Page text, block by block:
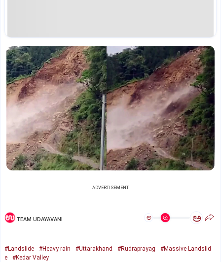
ADVERTISEMENT
TEAM UDAYAVANI ಅ ಅ
#Landslide #Heavy rain #Uttarakhand #Rudraprayag
#Massive Landslid
e
#Kedar Valley